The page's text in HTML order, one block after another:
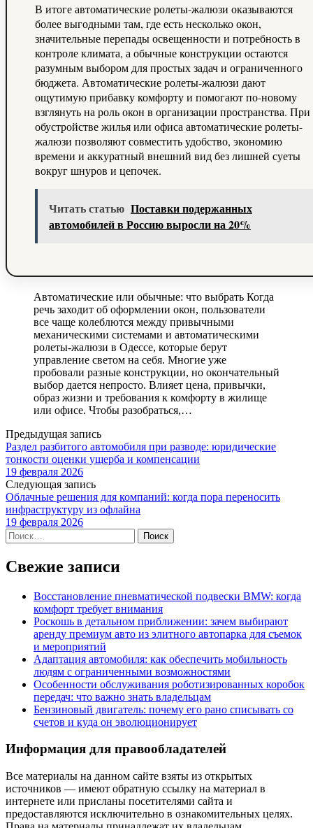
В итоге автоматические ролеты-жалюзи оказываются
более выгодными там, где есть несколько окон,
значительные перепады освещенности и потребность в
контроле климата, а обычные конструкции остаются
разумным выбором для простых задач и ограниченного
бюджета. Автоматические ролеты-жалюзи дают
ощутимую прибавку комфорту и помогают по-новому
взглянуть на роль окон в организации пространства. При
обустройстве жилья или офиса автоматические ролеты-
жалюзи позволяют совместить удобство, экономию
времени и аккуратный внешний вид без лишней суеты
вокруг шнуров и цепочек.
Читать статью Поставки подержанных
автомобилей в Россию выросли на 20%
Автоматические или обычные: что выбрать Когда
речь заходит об оформлении окон, пользователи
все чаще колеблются между привычными
механическими системами и автоматическими
ролеты-жалюзи в Одессе, которые берут
управление светом на себя. Многие уже
пробовали разные конструкции, но окончательный
выбор дается непросто. Влияет цена, привычки,
образ жизни и требования к комфорту в жилище
или офисе. Чтобы разобраться,…
Предыдущая запись
Раздел разбитого автомобиля при разводе: юридические
тонкости оценки ущерба и компенсации
19 февраля 2026
Следующая запись
Облачные решения для компаний: когда пора переносить
инфраструктуру из офлайна
19 февраля 2026
Найти:
Свежие записи
Восстановление пневматической подвески BMW: когда
комфорт требует внимания
Роскошь в детальном приближении: зачем выбирают
аренду премиум авто из элитного автопарка для съемок
и мероприятий
Адаптация автомобиля: как обеспечить мобильность
людям с ограниченными возможностями
Особенности обслуживания роботизированных коробок
передач: что важно знать владельцам
Бензиновый двигатель: почему его рано списывать со
счетов и куда он эволюционирует
Информация для правообладателей
Все материалы на данном сайте взяты из открытых
источников — имеют обратную ссылку на материал в
интернете или присланы посетителями сайта и
предоставляются исключительно в ознакомительных целях.